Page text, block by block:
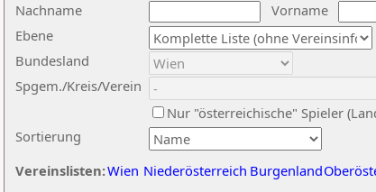
Nachname
Vorname
Ebene
Sortierung
Bundesland
Spgem./Kreis/Verein
Nur "österreichische" Spieler
Vereinslisten:Wien Niederösterreich Burgenland